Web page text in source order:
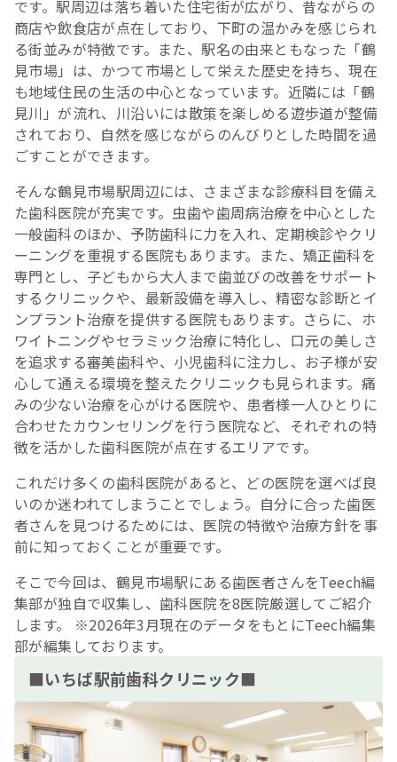
です。駅周辺は落ち着いた住宅街が広がり、昔ながらの
商店や飲食店が点在しており、下町の温かみを感じられ
る街並みが特徴です。また、駅名の由来ともなった「鶴
見市場」は、かつて市場として栄えた歴史を持ち、現在
も地域住民の生活の中心となっています。近隣には「鶴
見川」が流れ、川沿いには散策を楽しめる遊歩道が整備
されており、自然を感じながらのんびりとした時間を過
ごすことができます。
そんな鶴見市場駅周辺には、さまざまな診療科目を備え
た歯科医院が充実です。虫歯や歯周病治療を中心とした
一般歯科のほか、予防歯科に力を入れ、定期検診やクリ
ーニングを重視する医院もあります。また、矯正歯科を
専門とし、子どもから大人まで歯並びの改善をサポート
するクリニックや、最新設備を導入し、精密な診断とイ
ンプラント治療を提供する医院もあります。さらに、ホ
ワイトニングやセラミック治療に特化し、口元の美しさ
を追求する審美歯科や、小児歯科に注力し、お子様が安
心して通える環境を整えたクリニックも見られます。痛
みの少ない治療を心がける医院や、患者様一人ひとりに
合わせたカウンセリングを行う医院など、それぞれの特
徴を活かした歯科医院が点在するエリアです。
これだけ多くの歯科医院があると、どの医院を選べば良
いのか迷われてしまうことでしょう。自分に合った歯医
者さんを見つけるためには、医院の特徴や治療方針を事
前に知っておくことが重要です。
そこで今回は、鶴見市場駅にある歯医者さんをTeech編
集部が独自で収集し、歯科医院を8医院厳選してご紹介
します。 ※2026年3月現在のデータをもとにTeech編集
部が編集しております。
■いちば駅前歯科クリニック■